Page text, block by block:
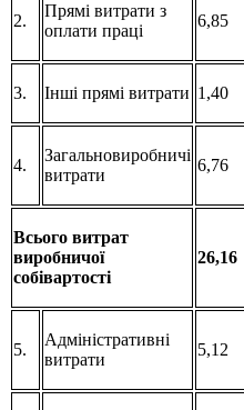
2.
Прямі витрати з
оплати праці
6,85
3. Інші прямі витрати 1,40
4.
Загальновиробничі
витрати
6,76
Всього витрат
виробничої
собівартості
26,16
5.
Адміністративні
витрати
5,12